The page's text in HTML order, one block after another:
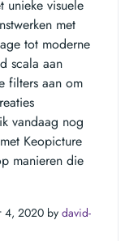
unieke visuele
met
tot moderne
scala aan
filters aan om
vandaag nog
Keopicture
manieren die
4, 2020 by david-